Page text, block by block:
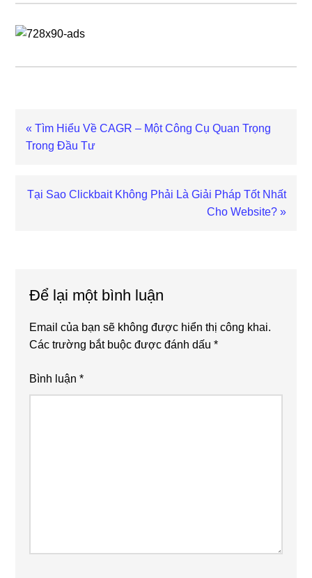
Previous
Post:
« Tìm Hiểu Về CAGR – Một Công Cụ Quan Trọng
Trong Đầu Tư
Next
Tại Sao Clickbait Không Phải Là Giải Pháp Tốt Nhất
Cho Website? »
Để lại một bình luận
Email của bạn sẽ không được hiển thị công khai.
Các trường bắt buộc được đánh dấu*
Bình luận*